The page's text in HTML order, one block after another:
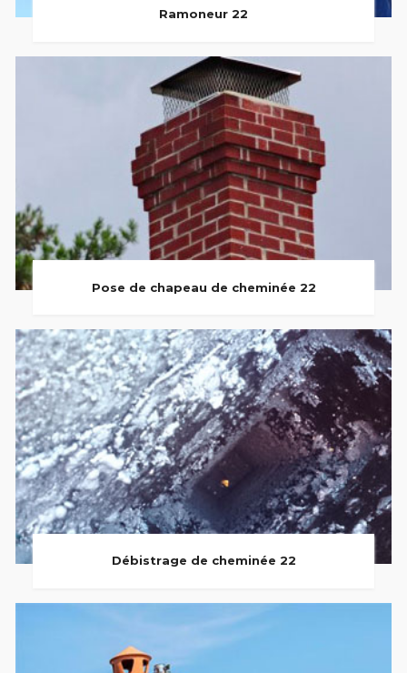
Ramoneur 22
Pose de chapeau de cheminée 22
Débistrage de cheminée 22